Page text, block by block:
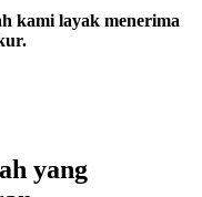
kami layak menerima
yang